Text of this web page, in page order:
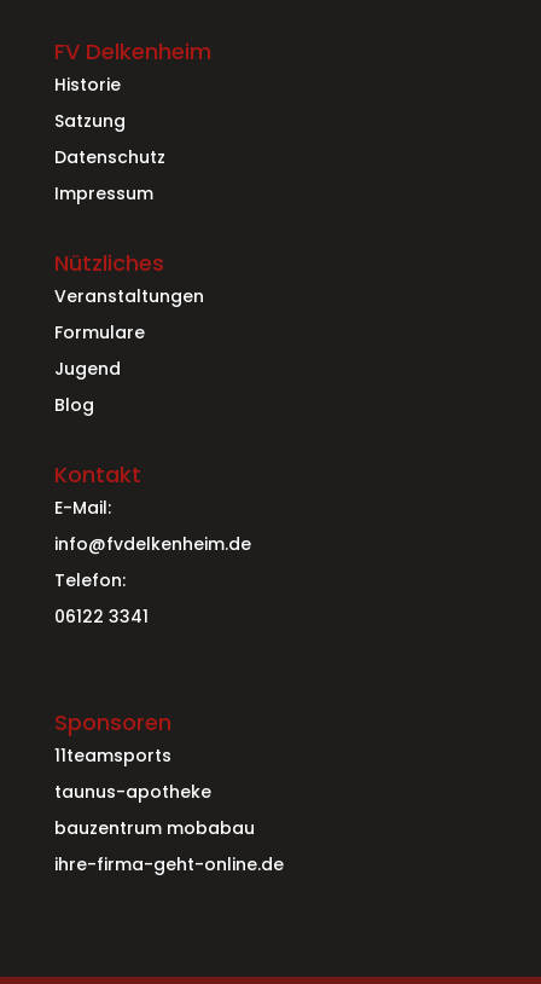
FV Delkenheim
Historie
Satzung
Datenschutz
Impressum
Nützliches
Veranstaltungen
Formulare
Jugend
Blog
Kontakt
E-Mail:
info@fvdelkenheim.de
Telefon:
06122 3341
Sponsoren
11teamsports
taunus-apotheke
bauzentrum mobabau
ihre-firma-geht-online.de